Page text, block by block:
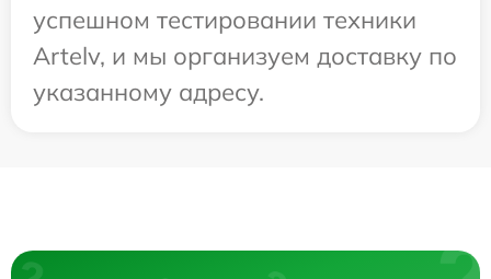
успешном тестировании техники
Artelv, и мы организуем доставку по
указанному адресу.